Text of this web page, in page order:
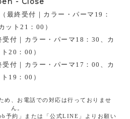
TOP
ンセプト
タイリスト
正立体カット
アクセス
最終受付｜カラー・パーマ19：
ット21：00）
付｜カラー・パーマ18：30、カ
ト20：00）
付｜カラー・パーマ17：00、カ
ト19：00）
め、お電話での対応は行っておりませ
ん。
予約」または「公式LINE」よりお願い